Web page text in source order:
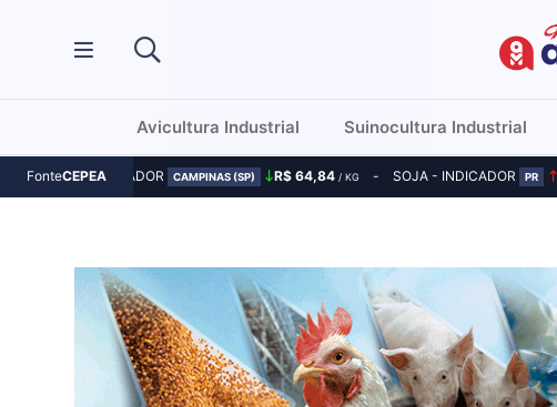
Avicultura Industrial Suinocultura Industrial
FonteCEPEA
MILHO - INDICADOR CAMPINAS (SP) R$ 64,84 / KG SOJA - INDICADOR PR